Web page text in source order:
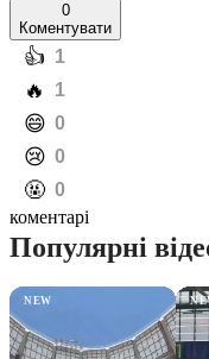
0
Коментувати
️👍 1
️🔥 1
️😄 0
️😢 0
️🤬 0
коментарі